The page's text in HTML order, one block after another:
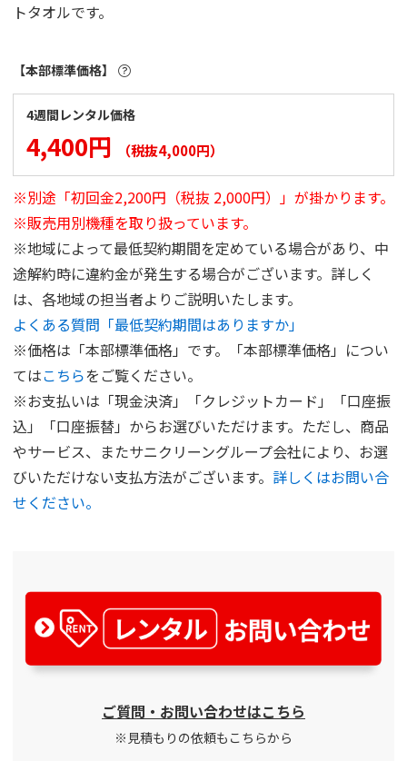
トタオルです。
【本部標準価格】
4週間レンタル価格
4,400円 （税抜4,000円）
※別途「初回金2,200円（税抜 2,000円）」が掛かります。
※販売用別機種を取り扱っています。
※地域によって最低契約期間を定めている場合があり、中
途解約時に違約金が発生する場合がございます。詳しく
は、各地域の担当者よりご説明いたします。
よくある質問「最低契約期間はありますか」
※価格は「本部標準価格」です。「本部標準価格」につい
てはこちらをご覧ください。
※お支払いは「現金決済」「クレジットカード」「口座振
込」「口座振替」からお選びいただけます。ただし、商品
やサービス、またサニクリーングループ会社により、お選
びいただけない支払方法がございます。 詳しくはお問い合
せください。
ご質問・お問い合わせはこちら
※見積もりの依頼もこちらから